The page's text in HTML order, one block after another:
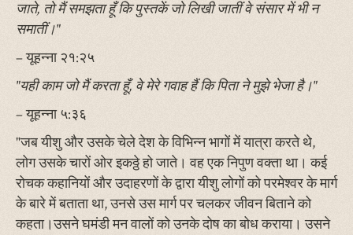
जाते, तो मैं समझता हूँ कि पुस्तकें जो लिखी जातीं वे संसार में भी न
समातीं।"
– यूहन्ना २१:२५
"यही काम जो मैं करता हूँ, वे मेरे गवाह हैं कि पिता ने मुझे भेजा है।"
– यूहन्ना ५:३६
"जब यीशु और उसके चेले देश के विभिन्न भागों में यात्रा करते थे,
लोग उसके चारों ओर इकठ्ठे हो जाते। वह एक निपुण वक्ता था। कई
रोचक कहानियों और उदाहरणों के द्वारा यीशु लोगों को परमेश्वर के मार्ग
के बारे में बताता था, उनसे उस मार्ग पर चलकर जीवन बिताने को
कहता।उसने घमंडी मन वालों को उनके दोष का बोध कराया। उसने